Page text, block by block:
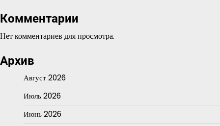
Комментарии
Нет комментариев для просмотра.
Архив
Август 2026
Июль 2026
Июнь 2026